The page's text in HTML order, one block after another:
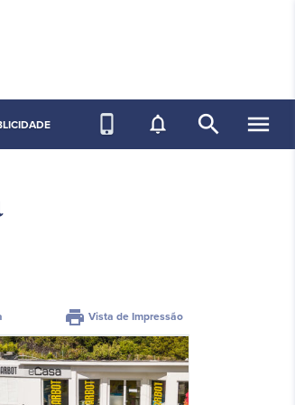
phone_iphone notifications_none search menu
print Vista de Impressão